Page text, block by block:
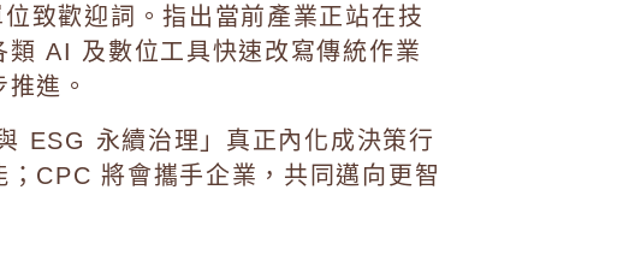
致歡迎詞。指出當前產業正站在技
AI 及數位工具快速改寫傳統作業
進。
ESG 永續治理」真正內化成決策行
CPC 將會攜手企業，共同邁向更智